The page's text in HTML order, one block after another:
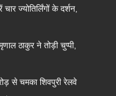
ज्योतिर्लिंगों के दर्शन,
ठाकुर ने तोड़ी चुप्पी,
से चमका शिवपुरी रेलवे